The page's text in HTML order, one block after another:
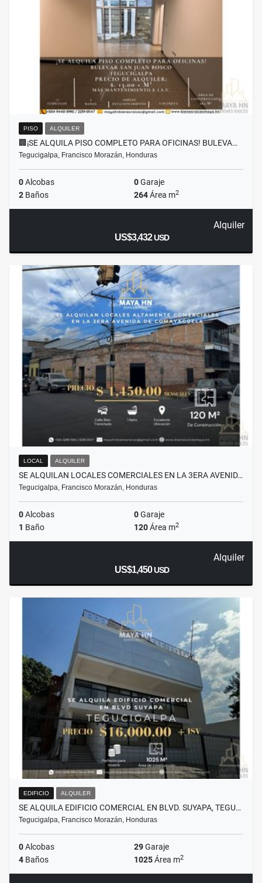
PISO ALQUILER
🏢¡SE ALQUILA PISO COMPLETO PARA OFICINAS! BULEVA…
Tegucigalpa, Francisco Morazán, Honduras
0Alcobas 0Garaje
2 Baños 264Área m2
Alquiler
US$3,432USD
LOCAL ALQUILER
SE ALQUILAN LOCALES COMERCIALES EN LA 3ERA AVENID…
Tegucigalpa, Francisco Morazán, Honduras
0Alcobas 0Garaje
1 Baño 120Área m2
Alquiler
US$1,450USD
EDIFICIO ALQUILER
SE ALQUILA EDIFICIO COMERCIAL EN BLVD. SUYAPA, TEGU…
Tegucigalpa, Francisco Morazán, Honduras
0Alcobas 29Garaje
4 Baños 1025Área m2